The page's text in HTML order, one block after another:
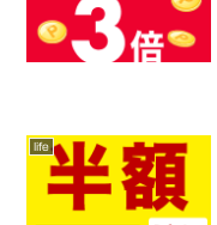
life